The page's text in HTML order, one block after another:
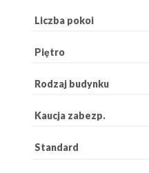
Liczba pokoi
Piętro
Rodzaj budynku
Kaucja zabezp.
Standard